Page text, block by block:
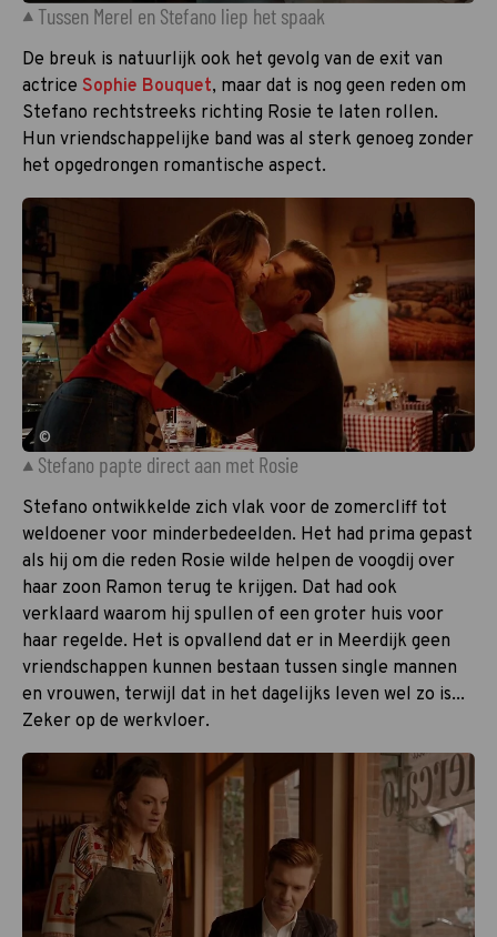
Tussen Merel en Stefano liep het spaak
De breuk is natuurlijk ook het gevolg van de exit van
actrice Sophie Bouquet, maar dat is nog geen reden om
Stefano rechtstreeks richting Rosie te laten rollen.
Hun vriendschappelijke band was al sterk genoeg zonder
het opgedrongen romantische aspect.
©
Stefano papte direct aan met Rosie
Stefano ontwikkelde zich vlak voor de zomercliff tot
weldoener voor minderbedeelden. Het had prima gepast
als hij om die reden Rosie wilde helpen de voogdij over
haar zoon Ramon terug te krijgen. Dat had ook
verklaard waarom hij spullen of een groter huis voor
haar regelde. Het is opvallend dat er in Meerdijk geen
vriendschappen kunnen bestaan tussen single mannen
en vrouwen, terwijl dat in het dagelijks leven wel zo is...
Zeker op de werkvloer.